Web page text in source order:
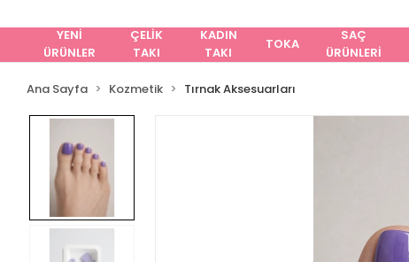
YENİ
ÜRÜNLER
ÇELİK
TAKI
KADIN
TAKI
TOKA
SAÇ
ÜRÜNLERİ
Ana Sayfa Kozmetik Tırnak Aksesuarları